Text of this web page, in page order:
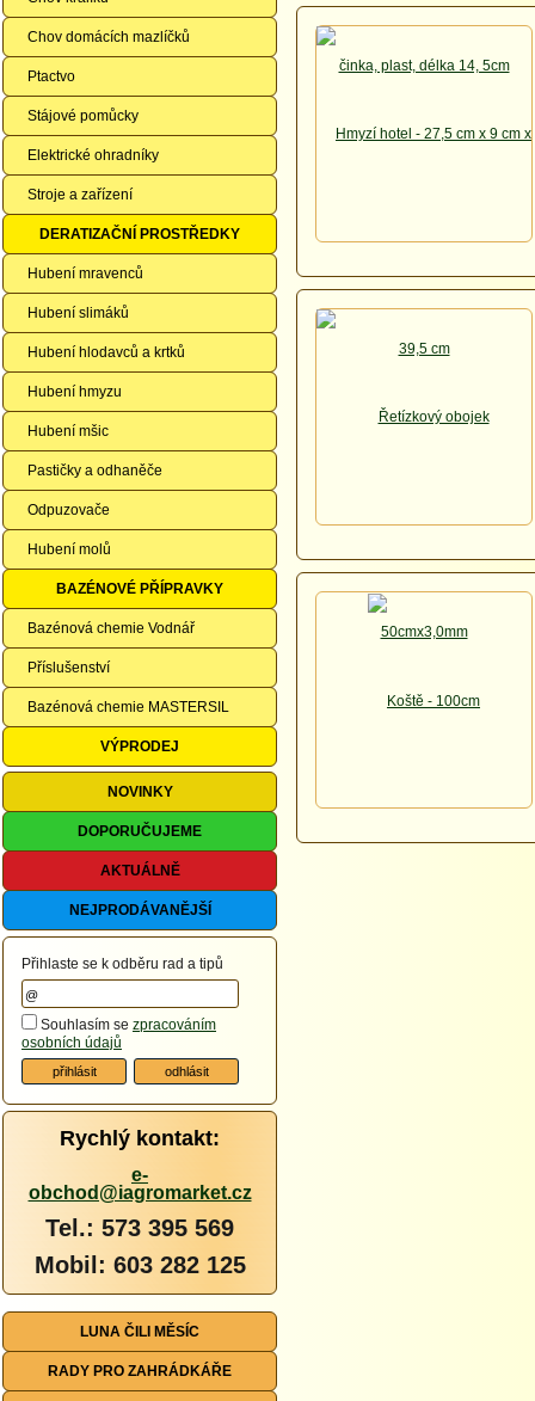
Chov domácích mazlíčků
Ptactvo
Stájové pomůcky
Elektrické ohradníky
Stroje a zařízení
DERATIZAČNÍ PROSTŘEDKY
Hubení mravenců
Hubení slimáků
Hubení hlodavců a krtků
Hubení hmyzu
Hubení mšic
Pastičky a odhaněče
Odpuzovače
Hubení molů
BAZÉNOVÉ PŘÍPRAVKY
Bazénová chemie Vodnář
Příslušenství
Bazénová chemie MASTERSIL
VÝPRODEJ
NOVINKY
DOPORUČUJEME
AKTUÁLNĚ
NEJPRODÁVANĚJŠÍ
Přihlaste se k odběru rad a tipů
Souhlasím se zpracováním
osobních údajů
Rychlý kontakt:
e-
obchod@iagromarket.cz
Tel.: 573 395 569
Mobil: 603 282 125
LUNA ČILI MĚSÍC
RADY PRO ZAHRÁDKÁŘE